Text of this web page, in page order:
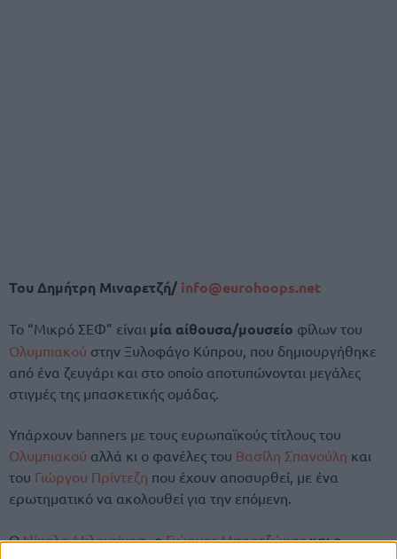
Του Δημήτρη Μιναρετζή/ info@eurohoops.net
Το “Μικρό ΣΕΦ” είναι μία αίθουσα/μουσείο φίλων του
Ολυμπιακού στην Ξυλοφάγο Κύπρου, που δημιουργήθηκε
από ένα ζευγάρι και στο οποίο αποτυπώνονται μεγάλες
στιγμές της μπασκετικής ομάδας.
Υπάρχουν banners με τους ευρωπαϊκούς τίτλους του
Ολυμπιακού αλλά κι ο φανέλες του Βασίλη Σπανούλη και
του Γιώργου Πρίντεζη που έχουν αποσυρθεί, με ένα
ερωτηματικό να ακολουθεί για την επόμενη.
ΟΝίκολα Μιλουτίνοφ, οΓιώργος Μπαρτζώκαςκαι ο